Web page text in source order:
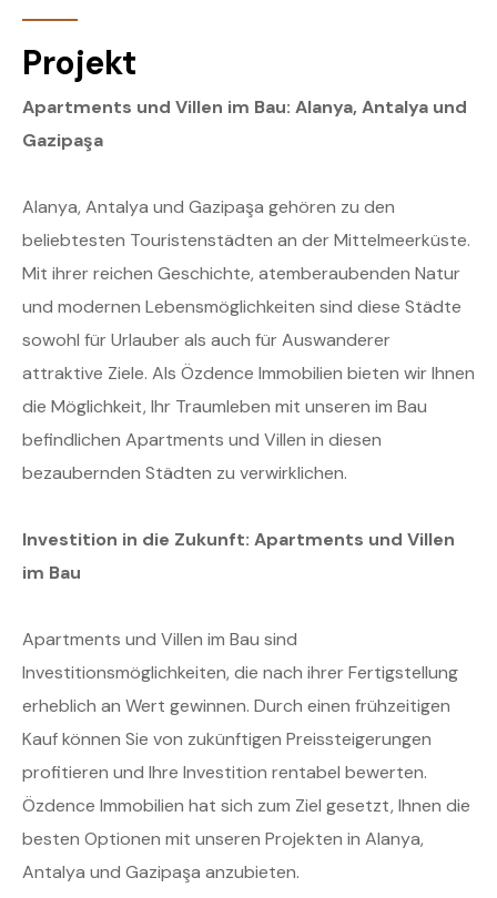
Projekt
Apartments und Villen im Bau: Alanya, Antalya und
Gazipaşa
Alanya, Antalya und Gazipaşa gehören zu den
beliebtesten Touristenstädten an der Mittelmeerküste.
Mit ihrer reichen Geschichte, atemberaubenden Natur
und modernen Lebensmöglichkeiten sind diese Städte
sowohl für Urlauber als auch für Auswanderer
attraktive Ziele. Als Özdence Immobilien bieten wir Ihnen
die Möglichkeit, Ihr Traumleben mit unseren im Bau
befindlichen Apartments und Villen in diesen
bezaubernden Städten zu verwirklichen.
Investition in die Zukunft: Apartments und Villen
im Bau
Apartments und Villen im Bau sind
Investitionsmöglichkeiten, die nach ihrer Fertigstellung
erheblich an Wert gewinnen. Durch einen frühzeitigen
Kauf können Sie von zukünftigen Preissteigerungen
profitieren und Ihre Investition rentabel bewerten.
Özdence Immobilien hat sich zum Ziel gesetzt, Ihnen die
besten Optionen mit unseren Projekten in Alanya,
Antalya und Gazipaşa anzubieten.